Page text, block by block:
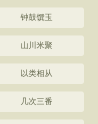
钟鼓馔玉
山川米聚
以类相从
几次三番